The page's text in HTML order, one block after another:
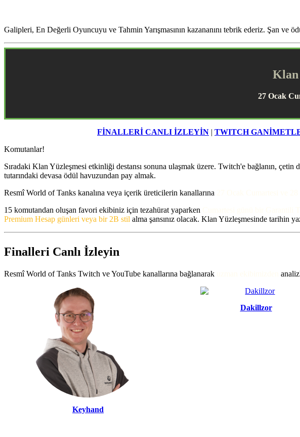
Galipleri, En Değerli Oyuncuyu ve Tahmin Yarışmasının kazananını tebrik ederiz. Şan ve
Klan
27 Ocak
FİNALLERİ CANLI İZLEYİN | TWITCH
Komutanlar!
Sıradaki Klan Yüzleşmesi etkinliği destansı sonuna ulaşmak üzere. Twitch'e bağlanın,
tutarındaki devasa ödül havuzundan pay almak.
Resmî World of Tanks kanalına veya içerik üreticilerin kanallarına
15 komutandan oluşan favori ekibiniz için tezahürat yaparken
Premium Hesap günleri veya bir 2B stil alma şansınız olacak. Klan Yüzleşmesinde tarihin
Finalleri Canlı İzleyin
Resmî World of Tanks Twitch ve YouTube kanallarına bağlanarak
Keyhand
Dakillzor